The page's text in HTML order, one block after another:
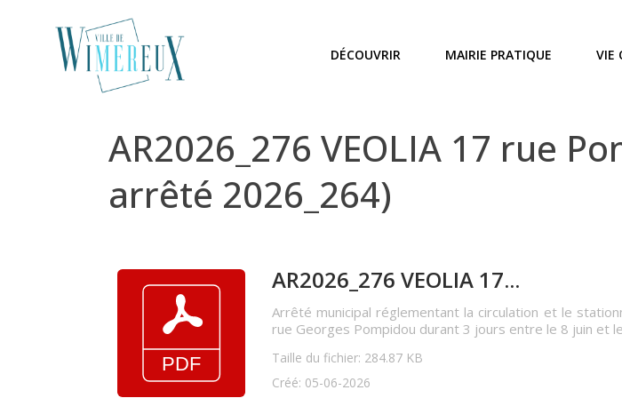
DÉCOUVRIR MAIRIE PRATIQUE VIE
AR2026_276 VEOLIA 17 rue
arrêté 2026_264)
AR2026_276 VEOLIA 17...
Arrêté municipal réglementant la circulation et le
rue Georges Pompidou durant 3 jours entre le 8 juin et
Taille du fichier: 284.87 KB
Créé: 05-06-2026